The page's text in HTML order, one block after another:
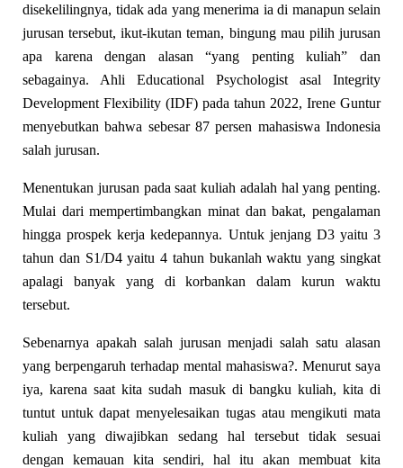
disekelilingnya, tidak ada yang menerima ia di manapun selain
jurusan tersebut, ikut-ikutan teman, bingung mau pilih jurusan
apa karena dengan alasan “yang penting kuliah” dan
sebagainya. Ahli Educational Psychologist asal Integrity
Development Flexibility (IDF) pada tahun 2022, Irene Guntur
menyebutkan bahwa sebesar 87 persen mahasiswa Indonesia
salah jurusan.
Menentukan jurusan pada saat kuliah adalah hal yang penting.
Mulai dari mempertimbangkan minat dan bakat, pengalaman
hingga prospek kerja kedepannya. Untuk jenjang D3 yaitu 3
tahun dan S1/D4 yaitu 4 tahun bukanlah waktu yang singkat
apalagi banyak yang di korbankan dalam kurun waktu
tersebut.
Sebenarnya apakah salah jurusan menjadi salah satu alasan
yang berpengaruh terhadap mental mahasiswa?. Menurut saya
iya, karena saat kita sudah masuk di bangku kuliah, kita di
tuntut untuk dapat menyelesaikan tugas atau mengikuti mata
kuliah yang diwajibkan sedang hal tersebut tidak sesuai
dengan kemauan kita sendiri, hal itu akan membuat kita